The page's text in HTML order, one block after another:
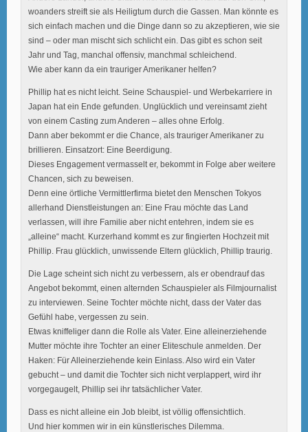
woanders streift sie als Heiligtum durch die Gassen. Man könnte es
sich einfach machen und die Dinge dann so zu akzeptieren, wie sie
sind – oder man mischt sich schlicht ein. Das gibt es schon seit
Jahr und Tag, manchal offensiv, manchmal schleichend.
Wie aber kann da ein trauriger Amerikaner helfen?
Phillip hat es nicht leicht. Seine Schauspiel- und Werbekarriere in
Japan hat ein Ende gefunden. Unglücklich und vereinsamt zieht
von einem Casting zum Anderen – alles ohne Erfolg.
Dann aber bekommt er die Chance, als trauriger Amerikaner zu
brillieren. Einsatzort: Eine Beerdigung.
Dieses Engagement vermasselt er, bekommt in Folge aber weitere
Chancen, sich zu beweisen.
Denn eine örtliche Vermittlerfirma bietet den Menschen Tokyos
allerhand Dienstleistungen an: Eine Frau möchte das Land
verlassen, will ihre Familie aber nicht entehren, indem sie es
„alleine“ macht. Kurzerhand kommt es zur fingierten Hochzeit mit
Phillip. Frau glücklich, unwissende Eltern glücklich, Phillip traurig.
Die Lage scheint sich nicht zu verbessern, als er obendrauf das
Angebot bekommt, einen alternden Schauspieler als Filmjournalist
zu interviewen. Seine Tochter möchte nicht, dass der Vater das
Gefühl habe, vergessen zu sein.
Etwas kniffeliger dann die Rolle als Vater. Eine alleinerziehende
Mutter möchte ihre Tochter an einer Eliteschule anmelden. Der
Haken: Für Alleinerziehende kein Einlass. Also wird ein Vater
gebucht – und damit die Tochter sich nicht verplappert, wird ihr
vorgegaugelt, Phillip sei ihr tatsächlicher Vater.
Dass es nicht alleine ein Job bleibt, ist völlig offensichtlich.
Und hier kommen wir in ein künstlerisches Dilemma.